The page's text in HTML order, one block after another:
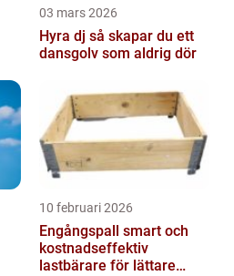
03 mars 2026
Hyra dj så skapar du ett
dansgolv som aldrig dör
10 februari 2026
Engångspall smart och
kostnadseffektiv
lastbärare för lättare